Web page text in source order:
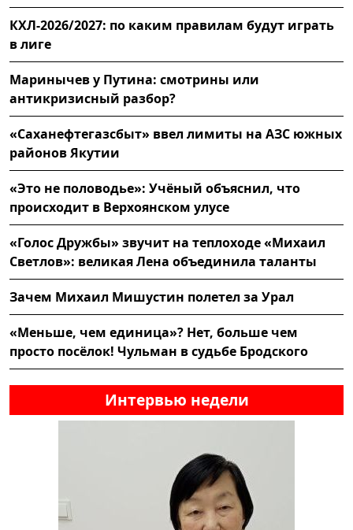
КХЛ-2026/2027: по каким правилам будут играть
в лиге
Маринычев у Путина: смотрины или
антикризисный разбор?
«Саханефтегазсбыт» ввел лимиты на АЗС южных
районов Якутии
«Это не половодье»: Учёный объяснил, что
происходит в Верхоянском улусе
«Голос Дружбы» звучит на теплоходе «Михаил
Светлов»: великая Лена объединила таланты
Зачем Михаил Мишустин полетел за Урал
«Меньше, чем единица»? Нет, больше чем
просто посёлок! Чульман в судьбе Бродского
Интервью недели